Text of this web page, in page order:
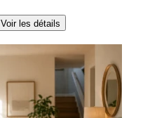
Voir les détails